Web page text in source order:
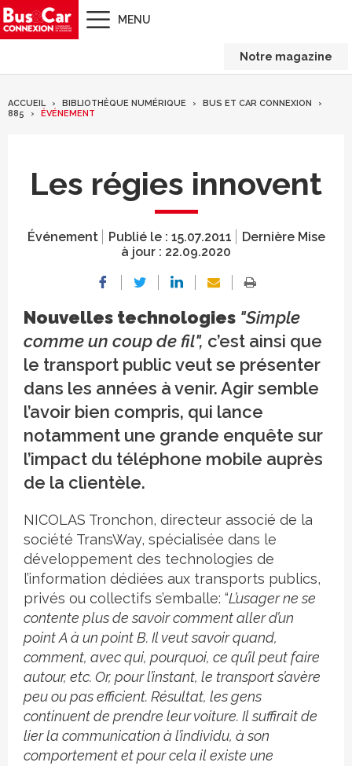
MENU
Notre magazine
ACCUEIL BIBLIOTHÈQUE NUMÉRIQUE
BUS ET CAR CONNEXION
885
ÉVÉNEMENT
Les régies innovent
Événement Publié le : 15.07.2011
Dernière Mise
à jour : 22.09.2020
Nouvelles technologies "Simple
comme un coup de fil", c’est ainsi que
le transport public veut se présenter
dans les années à venir. Agir semble
l’avoir bien compris, qui lance
notamment une grande enquête sur
l’impact du téléphone mobile auprès
de la clientèle.
NICOLAS Tronchon, directeur associé de la
société TransWay, spécialisée dans le
développement des technologies de
l’information dédiées aux transports publics,
privés ou collectifs s’emballe: “L’usager ne se
contente plus de savoir comment aller d’un
point A à un point B. Il veut savoir quand,
comment, avec qui, pourquoi, ce qu’il peut faire
autour, etc. Or, pour l’instant, le transport s’avère
peu ou pas efficient. Résultat, les gens
continuent de prendre leur voiture. Il suffirait de
lier la communication à l’individu, à son
comportement et pour cela il existe une